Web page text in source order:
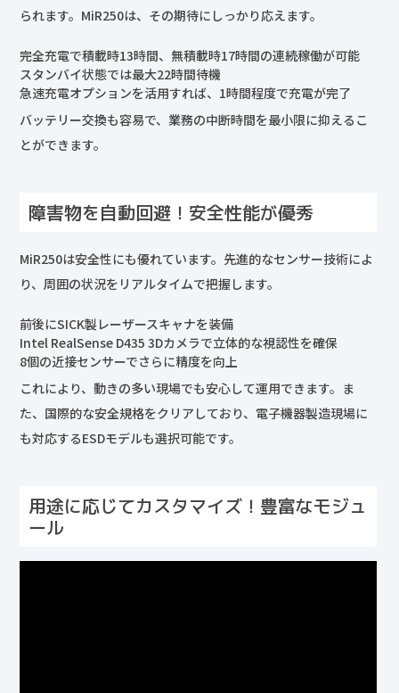
られます。MiR250は、その期待にしっかり応えます。
完全充電で積載時13時間、無積載時17時間の連続稼働が可能
スタンバイ状態では最大22時間待機
急速充電オプションを活用すれば、1時間程度で充電が完了
バッテリー交換も容易で、業務の中断時間を最小限に抑えるこ
とができます。
障害物を自動回避！安全性能が優秀
MiR250は安全性にも優れています。先進的なセンサー技術によ
り、周囲の状況をリアルタイムで把握します。
前後にSICK製レーザースキャナを装備
Intel RealSense D435 3Dカメラで立体的な視認性を確保
8個の近接センサーでさらに精度を向上
これにより、動きの多い現場でも安心して運用できます。ま
た、国際的な安全規格をクリアしており、電子機器製造現場に
も対応するESDモデルも選択可能です。
用途に応じてカスタマイズ！豊富なモジュ
ール